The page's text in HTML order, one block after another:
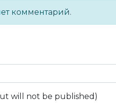
комментарий.
will not be published)